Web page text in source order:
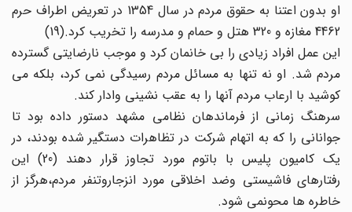
او بدون اعتنا به حقوق مردم در سال 1354 در تعریض اطراف حرم
4462 مغازه و 320 هتل و حمام و مدرسه را تخریب کرد.(19)
این عمل افراد زیادی را بی خانمان کرد و موجب نارضایتی گسترده
مردم شد. او نه تنها به مسائل مردم رسیدگی نمی کرد، بلکه می
کوشید با ارعاب مردم آنها را به عقب نشینی وادار کند.
سرهنگ زمانی از فرماندهان نظامی مشهد دستور داده بود تا
جوانانی را که به اتهام شرکت در تظاهرات دستگیر شده بودند، در
یک کامیون پلیس با باتوم مورد تجاوز قرار دهند (20) این
رفتارهای فاشیستی وضد اخلاقی مورد انزجاروتنفر مردم،هرگز از
خاطره ها محونمی شود.